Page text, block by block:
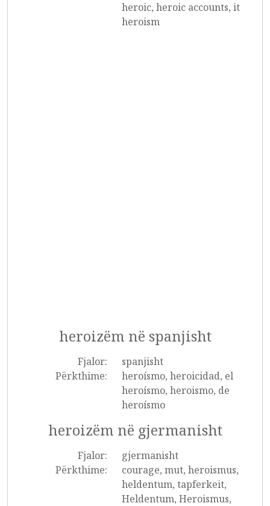
heroic, heroic accounts, it
heroism
heroizëm në spanjisht
Fjalor:
spanjisht
Përkthime:
heroísmo, heroicidad, el
heroísmo, heroismo, de
heroísmo
heroizëm në gjermanisht
Fjalor:
gjermanisht
Përkthime:
courage, mut, heroismus,
heldentum, tapferkeit,
Heldentum, Heroismus,